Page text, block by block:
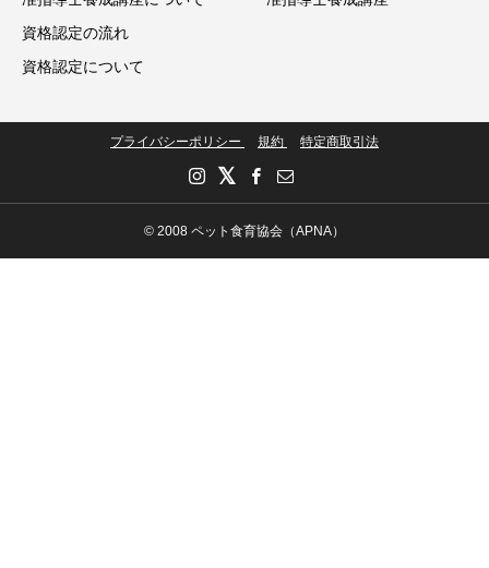
資格認定の流れ
資格認定について
プライバシーポリシー 規約 特定商取引法
© 2008 ペット食育協会（APNA）